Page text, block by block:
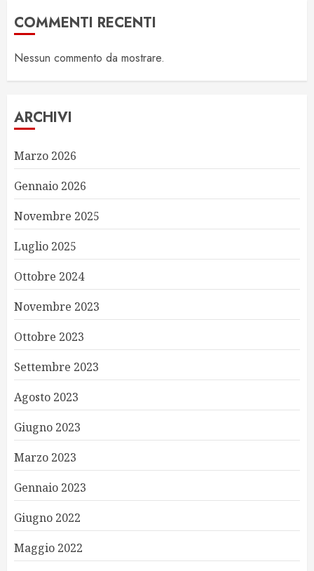
COMMENTI RECENTI
Nessun commento da mostrare.
ARCHIVI
Marzo 2026
Gennaio 2026
Novembre 2025
Luglio 2025
Ottobre 2024
Novembre 2023
Ottobre 2023
Settembre 2023
Agosto 2023
Giugno 2023
Marzo 2023
Gennaio 2023
Giugno 2022
Maggio 2022